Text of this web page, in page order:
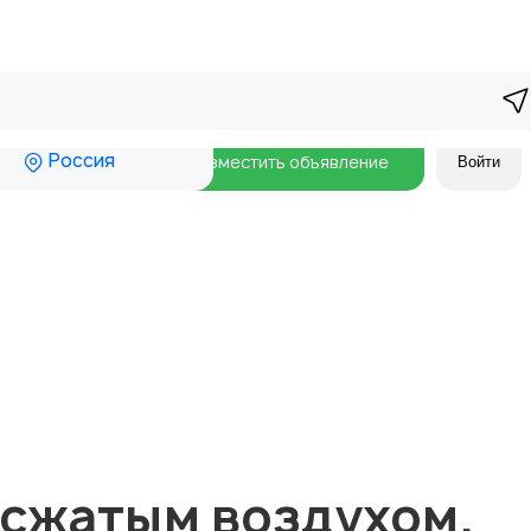
Россия Разместить объявление Войти
воздухом.